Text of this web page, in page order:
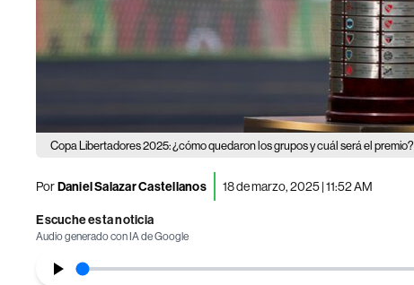
Copa Libertadores 2025: ¿cómo quedaron los grupos y cuál será el premio?
PorDaniel Salazar Castellanos 18 de marzo, 2025 | 11:52 AM
Escuche esta noticia
Audio generado con IA de Google